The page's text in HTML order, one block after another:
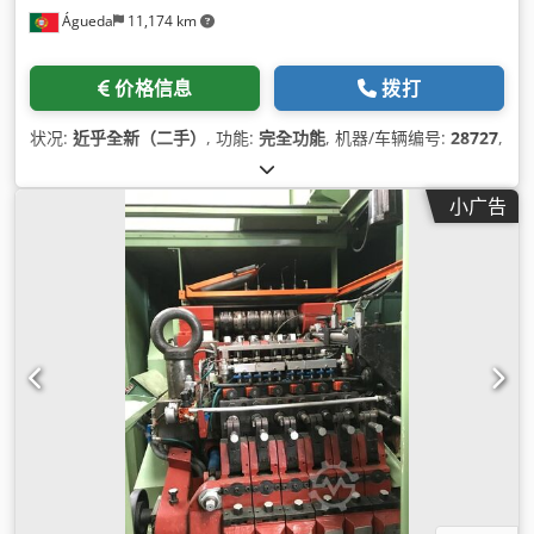
Águeda 11,174 km
价格信息 拨打
状况: 近乎全新（二手） , 功能: 完全功能, 机器/车辆编号: 28727,
小广告